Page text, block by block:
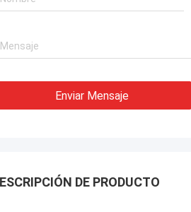
Enviar Mensaje
DE PRODUCTO